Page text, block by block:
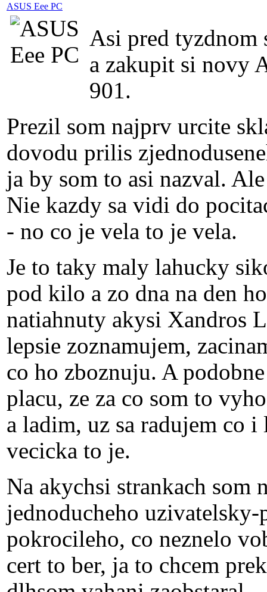
ASUS Eee PC
Asi pred tyzdnom
a zakupit si novy
901.
Prezil som najprv urcite
dovodu prilis
ja by som to asi nazval.
Nie kazdy sa vidi do
- no co je vela to je vela.
Je to taky maly lahucky
pod kilo a zo dna na den
natiahnuty akysi Xandros
lepsie zoznamujem,
co ho zboznuju. A
placu, ze za co som to
a ladim, uz sa radujem co
vecicka to je.
Na akychsi strankach som
jednoducheho
pokrocileho, co neznelo
cert to ber, ja to chcem